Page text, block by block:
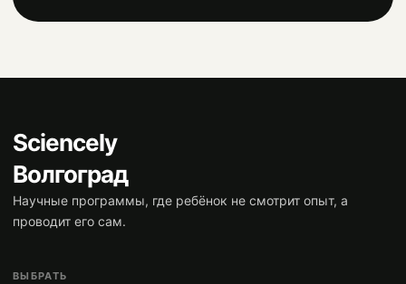
Sciencely
Волгоград
Научные программы, где ребёнок не смотрит опыт, а
проводит его сам.
ВЫБРАТЬ